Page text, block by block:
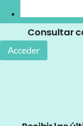
Consultar
Acceder